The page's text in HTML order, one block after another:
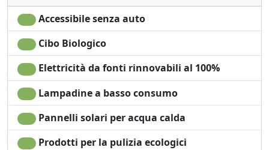
richiesta per
risparmio energetico
Shampoo plastic-free,
Accessibile senza auto
Cibo Biologico
Elettricità da fonti rinnovabili al 100%
Lampadine a basso consumo
Pannelli solari per acqua calda
Prodotti per la pulizia ecologici